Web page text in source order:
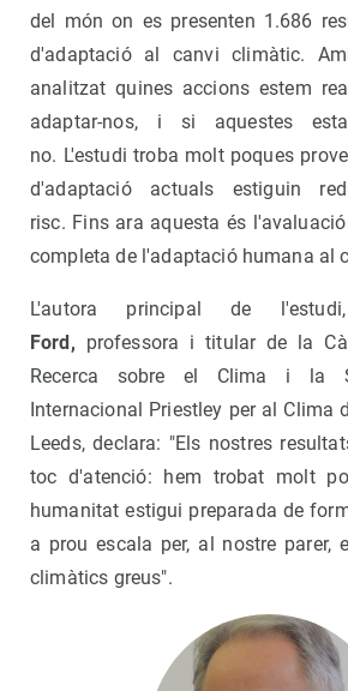
del món on es presenten 1.686
d'adaptació al canvi climàtic.
analitzat quines accions estem
adaptar-nos, i si aquestes
no. L'estudi troba molt poques
d'adaptació actuals estiguin
risc. Fins ara aquesta és
completa de l'adaptació humana al
L'autora principal de l'estudi,
Ford, professora i titular de la
Recerca sobre el Clima i la
Internacional Priestley per al Clima
Leeds, declara: "Els nostres
toc d'atenció: hem trobat molt
humanitat estigui preparada de
a prou escala per, al nostre parer,
climàtics greus".